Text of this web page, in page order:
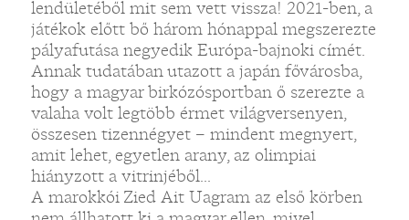
lendületéből mit sem vett vissza! 2021-ben, a
játékok előtt bő három hónappal megszerezte
pályafutása negyedik Európa-bajnoki címét.
Annak tudatában utazott a japán fővárosba,
hogy a magyar birkózósportban ő szerezte a
valaha volt legtöbb érmet világversenyen,
összesen tizennégyet – mindent megnyert,
amit lehet, egyetlen arany, az olimpiai
hiányzott a vitrinjéből...
A marokkói Zied Ait Uagram az első körben